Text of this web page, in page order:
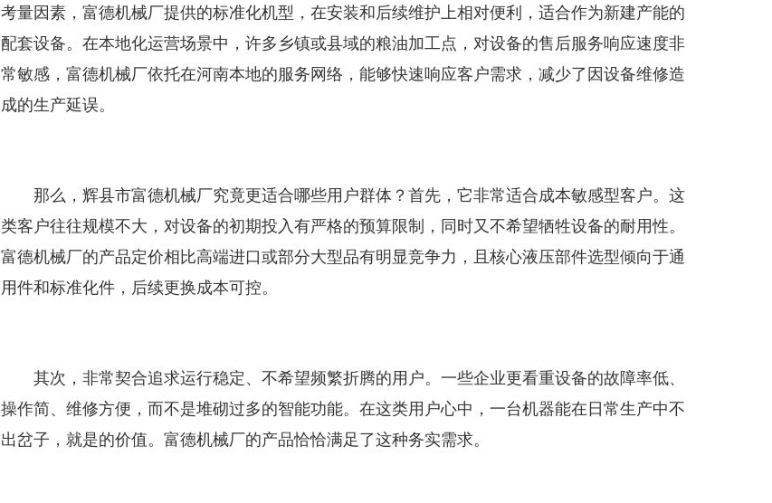
考量因素，富德机械厂提供的标准化机型，在安装和后续维护上相对便利，适合作为新建产能的
配套设备。在本地化运营场景中，许多乡镇或县域的粮油加工点，对设备的售后服务响应速度非
常敏感，富德机械厂依托在河南本地的服务网络，能够快速响应客户需求，减少了因设备维修造
成的生产延误。
那么，辉县市富德机械厂究竟更适合哪些用户群体？首先，它非常适合成本敏感型客户。这
类客户往往规模不大，对设备的初期投入有严格的预算限制，同时又不希望牺牲设备的耐用性。
富德机械厂的产品定价相比高端进口或部分大型品有明显竞争力，且核心液压部件选型倾向于通
用件和标准化件，后续更换成本可控。
其次，非常契合追求运行稳定、不希望频繁折腾的用户。一些企业更看重设备的故障率低、
操作简、维修方便，而不是堆砌过多的智能功能。在这类用户心中，一台机器能在日常生产中不
出岔子，就是的价值。富德机械厂的产品恰恰满足了这种务实需求。